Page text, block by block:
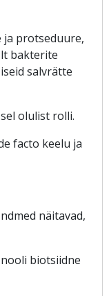
ja protseduure,
bakterite
salvrätte
olulist rolli.
facto keelu ja
näitavad,
biotsiidne